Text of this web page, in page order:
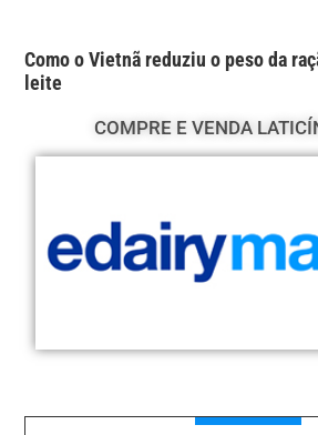
Como o Vietnã reduziu o peso da
leite
COMPRE E VENDA